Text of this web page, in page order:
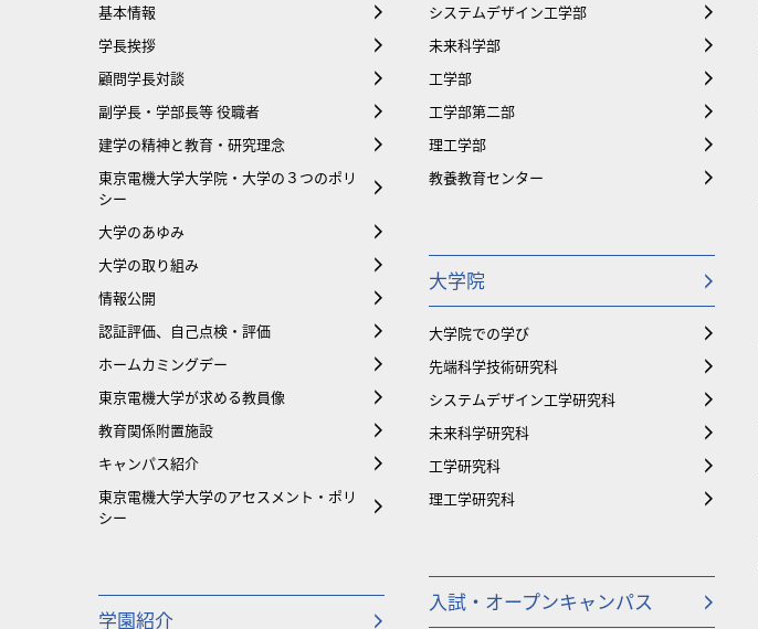
基本情報
学長挨拶
顧問学長対談
副学長・学部長等 役職者
建学の精神と教育・研究理念
東京電機大学大学院・大学の３つのポリ
シー
大学のあゆみ
大学の取り組み
情報公開
認証評価、自己点検・評価
ホームカミングデー
東京電機大学が求める教員像
教育関係附置施設
キャンパス紹介
東京電機大学大学のアセスメント・ポリ
シー
学園紹介
システムデザイン工学部
未来科学部
工学部
工学部第二部
理工学部
教養教育センター
大学院
大学院での学び
先端科学技術研究科
システムデザイン工学研究科
未来科学研究科
工学研究科
理工学研究科
入試・オープンキャンパス